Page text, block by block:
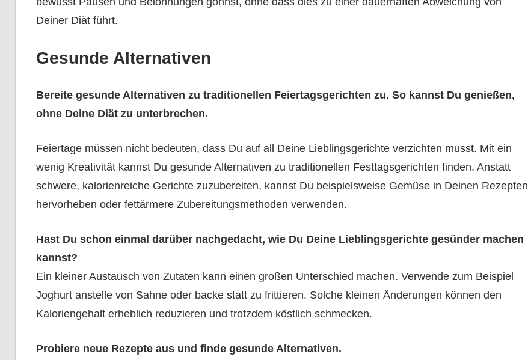
Deiner Diät führt.
Gesunde Alternativen
Bereite gesunde Alternativen zu traditionellen Feiertagsgerichten zu. So kannst Du genießen,
ohne Deine Diät zu unterbrechen.
Feiertage müssen nicht bedeuten, dass Du auf all Deine Lieblingsgerichte verzichten musst. Mit ein
wenig Kreativität kannst Du gesunde Alternativen zu traditionellen Festtagsgerichten finden. Anstatt
schwere, kalorienreiche Gerichte zuzubereiten, kannst Du beispielsweise Gemüse in Deinen Rezepten
hervorheben oder fettärmere Zubereitungsmethoden verwenden.
Hast Du schon einmal darüber nachgedacht, wie Du Deine Lieblingsgerichte gesünder machen
kannst?
Ein kleiner Austausch von Zutaten kann einen großen Unterschied machen. Verwende zum Beispiel
Joghurt anstelle von Sahne oder backe statt zu frittieren. Solche kleinen Änderungen können den
Kaloriengehalt erheblich reduzieren und trotzdem köstlich schmecken.
Probiere neue Rezepte aus und finde gesunde Alternativen.